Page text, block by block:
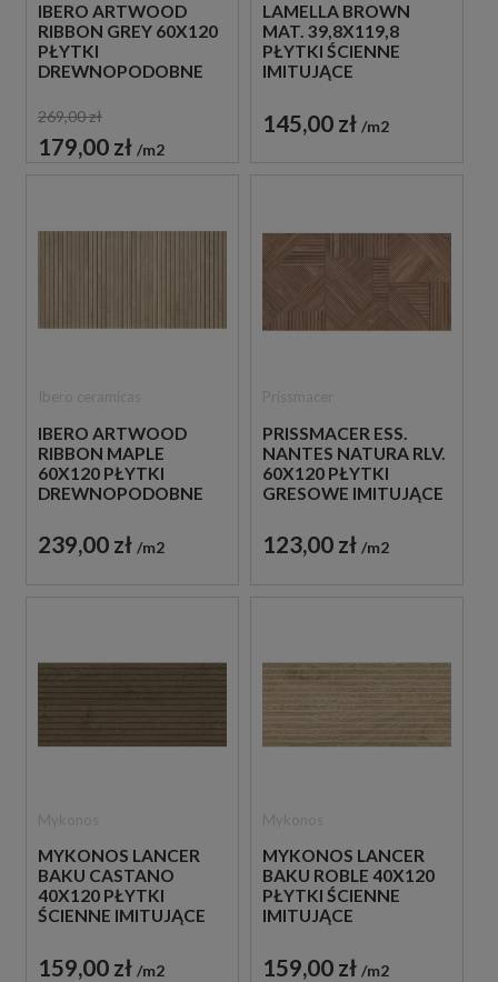
IBERO ARTWOOD
RIBBON GREY 60X120
PŁYTKI
DREWNOPODOBNE
269,00 zł
179,00 zł m2
LAMELLA BROWN
MAT. 39,8X119,8
PŁYTKI ŚCIENNE
IMITUJĄCE
145,00 zł m2
IBERO ARTWOOD
RIBBON MAPLE
60X120 PŁYTKI
DREWNOPODOBNE
239,00 zł m2
PRISSMACER ESS.
NANTES NATURA RLV.
60X120 PŁYTKI
GRESOWE IMITUJĄCE
123,00 zł m2
MYKONOS LANCER
BAKU CASTANO
40X120 PŁYTKI
ŚCIENNE IMITUJĄCE
159,00 zł m2
MYKONOS LANCER
BAKU ROBLE 40X120
PŁYTKI ŚCIENNE
IMITUJĄCE
159,00 zł m2